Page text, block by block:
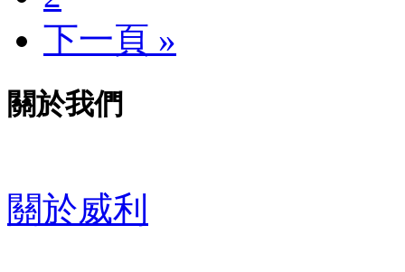
下一頁 »
關於我們
關於威利